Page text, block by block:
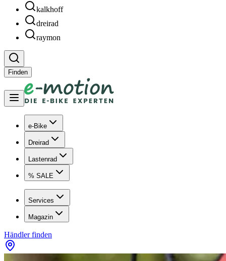
kalkhoff
dreirad
raymon
Finden
e-Bike
Dreirad
Lastenrad
% SALE
Services
Magazin
Händler finden